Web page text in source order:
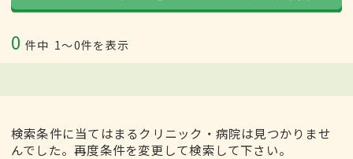
0 件中 1〜0件を表示
検索条件に当てはまるクリニック・病院は見つかりませ
んでした。再度条件を変更して検索して下さい。